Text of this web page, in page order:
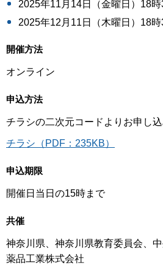
2025年11月14日（金曜日）18
2025年12月11日（木曜日）18
開催方法
オンライン
申込方法
チラシの二次元コードよりお申し込
チラシ（PDF：235KB）
申込期限
開催日当日の15時まで
共催
神奈川県、神奈川県教育委員会、
薬品工業株式会社